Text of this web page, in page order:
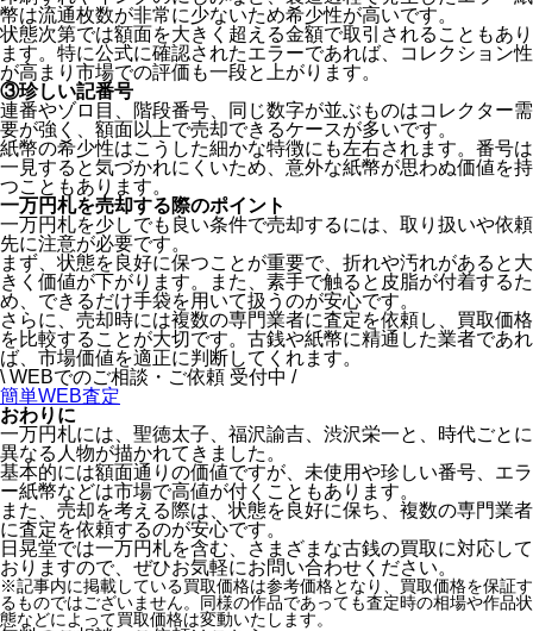
幣は流通枚数が非常に少ないため希少性が高いです。
状態次第では額面を大きく超える金額で取引されることもあり
ます。特に公式に確認されたエラーであれば、コレクション性
が高まり市場での評価も一段と上がります。
③珍しい記番号
連番やゾロ目、階段番号、同じ数字が並ぶものはコレクター需
要が強く、額面以上で売却できるケースが多いです。
紙幣の希少性はこうした細かな特徴にも左右されます。番号は
一見すると気づかれにくいため、意外な紙幣が思わぬ価値を持
つこともあります。
一万円札を売却する際のポイント
一万円札を少しでも良い条件で売却するには、取り扱いや依頼
先に注意が必要です。
まず、状態を良好に保つことが重要で、折れや汚れがあると大
きく価値が下がります。また、素手で触ると皮脂が付着するた
め、できるだけ手袋を用いて扱うのが安心です。
さらに、売却時には複数の専門業者に査定を依頼し、買取価格
を比較することが大切です。古銭や紙幣に精通した業者であれ
ば、市場価値を適正に判断してくれます。
\ WEBでのご相談・ご依頼 受付中 /
簡単WEB査定
おわりに
一万円札には、聖徳太子、福沢諭吉、渋沢栄一と、時代ごとに
異なる人物が描かれてきました。
基本的には額面通りの価値ですが、未使用や珍しい番号、エラ
ー紙幣などは市場で高値が付くこともあります。
また、売却を考える際は、状態を良好に保ち、複数の専門業者
に査定を依頼するのが安心です。
日晃堂では一万円札を含む、さまざまな古銭の買取に対応して
おりますので、ぜひお気軽にお問い合わせください。
※記事内に掲載している買取価格は参考価格となり、買取価格を保証す
るものではございません。同様の作品であっても査定時の相場や作品状
態などによって買取価格は変動いたします。